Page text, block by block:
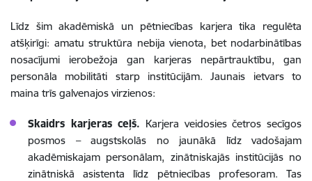
Līdz šim akadēmiskā un pētniecības karjera tika regulēta
atšķirīgi: amatu struktūra nebija vienota, bet nodarbinātības
nosacījumi ierobežoja gan karjeras nepārtrauktību, gan
personāla mobilitāti starp institūcijām. Jaunais ietvars to
maina trīs galvenajos virzienos:
Skaidrs karjeras ceļš. Karjera veidosies četros secīgos
posmos – augstskolās no jaunākā līdz vadošajam
akadēmiskajam personālam, zinātniskajās institūcijās no
zinātniskā asistenta līdz pētniecības profesoram. Tas